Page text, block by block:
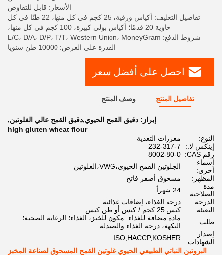
الأسعار: قابل للتفاوض
تفاصيل التغليف: أكياس ورقية، 25 كجم في كل منها، 22 طنًا في كل
حاوية 20 قدمًا؛ أكياس بولي كبيرة، 100 كجم في كل منها،
شروط الدفع: L/C، D/A، D/P، T/T، Western Union، MoneyGram
القدرة على العرض: 10000 طن سنويا
احصل على أفضل سعر
تفاصيل المنتج وصف المنتج
إبراز: دقيق القمح الحيوي,دقيق القمح عالي الغلوتين,
high gluten wheat flour
النوع:
معززات التغذية
إينكس لا.:
232-317-7
رقم CAS:
8002-80-0
أسماء
أخرى:
الجلوتين القمح الحيوي،VWG،الغلوتين
المظهر:
مسحوق أصفر فاتح
مدة
الصلاحية:
24 شهراً
الدرجة:
درجة الغذاء، إضافات غذائية
التعبئة:
كيس 25 كجم / كيس أو طن كيس
طلب:
مادة مضافة للغذاء. مكون للخبز، الغذاء؛ الرعاية الصحية؛
النكهة، درجة الغذاء والصيدلة
إصدار
الشهادات:
ISO,HACCP,KOSHER
البروتين النباتي الطبيعي الحيوي غلوتين القمح المسحوق لصناعة المخبز